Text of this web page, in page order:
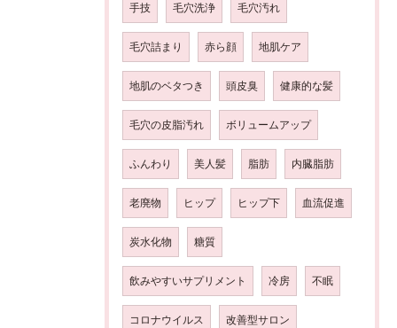
手技 毛穴洗浄 毛穴汚れ
毛穴詰まり 赤ら顔 地肌ケア
地肌のベタつき 頭皮臭 健康的な髪
毛穴の皮脂汚れ ボリュームアップ
ふんわり 美人髪 脂肪 内臓脂肪
老廃物 ヒップ ヒップ下 血流促進
炭水化物 糖質
飲みやすいサプリメント 冷房 不眠
コロナウイルス 改善型サロン